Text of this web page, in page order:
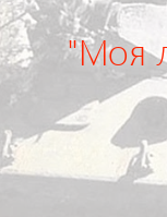
"Моя